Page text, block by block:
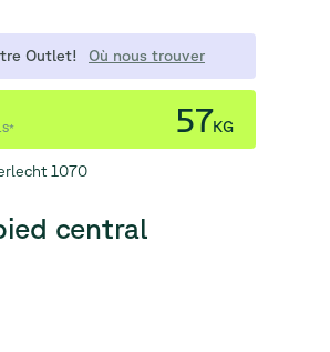
Outlet! Où nous trouver
57KG
1070
central